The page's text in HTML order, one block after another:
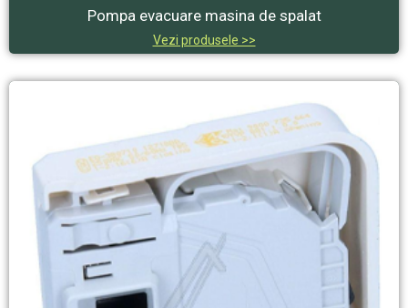
Pompa evacuare masina de spalat
Vezi produsele >>